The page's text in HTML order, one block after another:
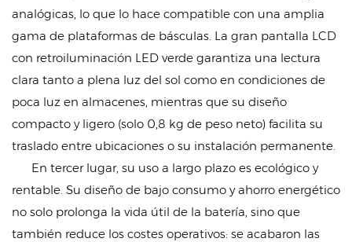
analógicas, lo que lo hace compatible con una amplia
gama de plataformas de básculas. La gran pantalla LCD
con retroiluminación LED verde garantiza una lectura
clara tanto a plena luz del sol como en condiciones de
poca luz en almacenes, mientras que su diseño
compacto y ligero (solo 0,8 kg de peso neto) facilita su
traslado entre ubicaciones o su instalación permanente.
En tercer lugar, su uso a largo plazo es ecológico y
rentable. Su diseño de bajo consumo y ahorro energético
no solo prolonga la vida útil de la batería, sino que
también reduce los costes operativos: se acabaron las